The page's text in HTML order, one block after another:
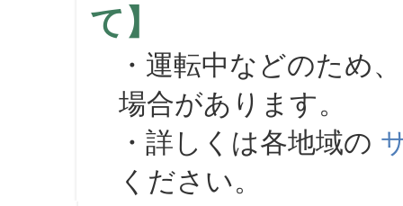
て】
・運転中などのため
場合があります。
・詳しくは各地域の
ください。